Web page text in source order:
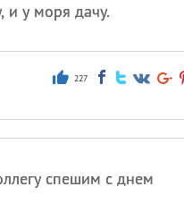
и у моря дачу.
227
спешим с днем